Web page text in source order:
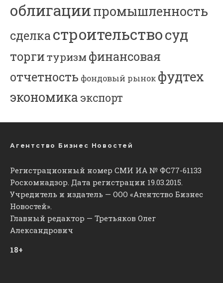
облигациипромышленность
сделкастроительствосуд
торгитуризм финансовая
отчетность фондовый рынок фудтех
экономика экспорт
Агентство Бизнес Новостей
Регистрационный номер СМИ ИА № ФС77-61133
Роскомнадзор. Дата регистрации 19.03.2015.
Учредитель и издатель — ООО «Агентство Бизнес
Новостей».
Главный редактор — Третьяков Олег
Александрович
18+